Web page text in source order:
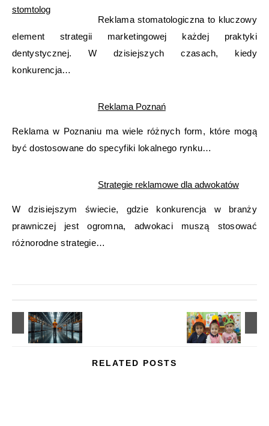
Reklama stomatologiczna to kluczowy
element strategii marketingowej każdej praktyki
dentystycznej. W dzisiejszych czasach, kiedy
konkurencja…
Reklama Poznań
Reklama w Poznaniu ma wiele różnych form, które mogą
być dostosowane do specyfiki lokalnego rynku…
Strategie reklamowe dla adwokatów
W dzisiejszym świecie, gdzie konkurencja w branży
prawniczej jest ogromna, adwokaci muszą stosować
różnorodne strategie…
RELATED POSTS